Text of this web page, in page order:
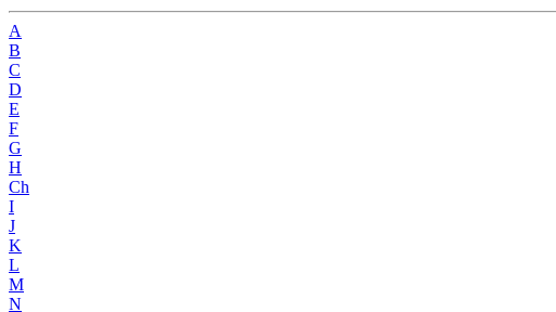
A
B
C
D
E
F
G
H
Ch
I
J
K
L
M
N